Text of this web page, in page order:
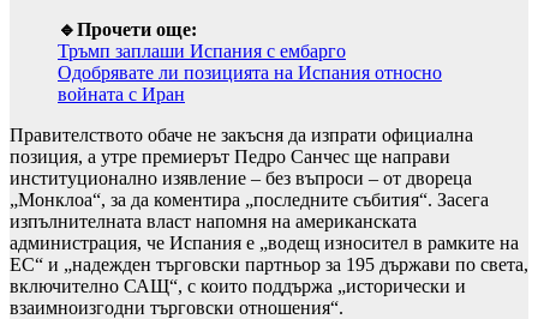
🔹Прочети още:
Тръмп заплаши Испания с ембарго
Одобрявате ли позицията на Испания относно
войната с Иран
Правителството обаче не закъсня да изпрати официална
позиция, а утре премиерът Педро Санчес ще направи
институционално изявление – без въпроси – от двореца
„Монклоа“, за да коментира „последните събития“. Засега
изпълнителната власт напомня на американската
администрация, че Испания е „водещ износител в рамките на
ЕС“ и „надежден търговски партньор за 195 държави по света,
включително САЩ“, с които поддържа „исторически и
взаимноизгодни търговски отношения“.